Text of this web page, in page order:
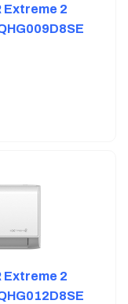
Extreme 2
Extreme 2